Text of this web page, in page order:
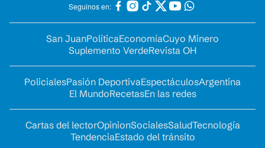
Seguinos en:
San JuanPolíticaEconomíaCuyo Minero
Suplemento VerdeRevista OH
PolicialesPasión DeportivaEspectáculosArgentina
El MundoRecetasEn las redes
Cartas del lectorOpinionSocialesSaludTecnología
TendenciaEstado del tránsito